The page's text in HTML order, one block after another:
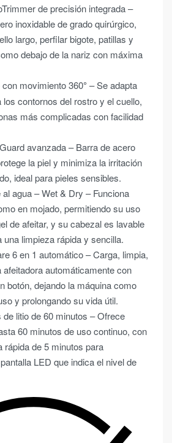
de precisión integrada –
inoxidable de grado quirúrgico,
largo, perfilar bigote, patillas y
debajo de la nariz con máxima
movimiento 360° – Se adapta
contornos del rostro y el cuello,
más complicadas con facilidad
avanzada – Barra de acero
la piel y minimiza la irritación
ideal para pieles sensibles.
agua – Wet & Dry – Funciona
en mojado, permitiendo su uso
de afeitar, y su cabezal es lavable
una limpieza rápida y sencilla.
6 en 1 automático – Carga, limpia,
afeitadora automáticamente con
botón, dejando la máquina como
y prolongando su vida útil.
de litio de 60 minutos – Ofrece
60 minutos de uso continuo, con
rápida de 5 minutos para
LED que indica el nivel de